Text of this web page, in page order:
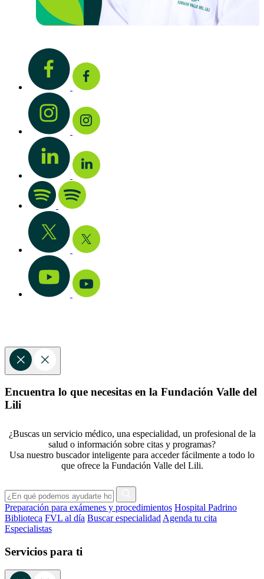
Encuentra lo que necesitas en la Fundación Valle del
Lili
¿Buscas un servicio médico, una especialidad, un profesional de la
salud o información sobre citas y programas?
Usa nuestro buscador inteligente para acceder fácilmente a todo lo
que ofrece la Fundación Valle del Lili.
Preparación para exámenes y procedimientos Hospital Padrino
Biblioteca FVL al día Buscar especialidad Agenda tu cita
Especialistas
Servicios para ti